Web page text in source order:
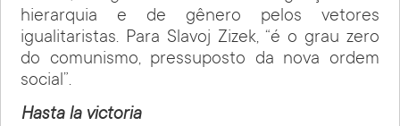
hierarquia e de gênero pelos vetores
igualitaristas. Para Slavoj Zizek, “é o grau zero
do comunismo, pressuposto da nova ordem
social”.
Hasta la victoria